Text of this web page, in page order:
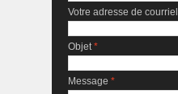
Votre adresse de courriel
Objet *
Message *